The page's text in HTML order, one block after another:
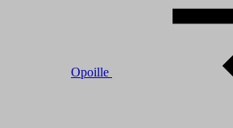
Opoille